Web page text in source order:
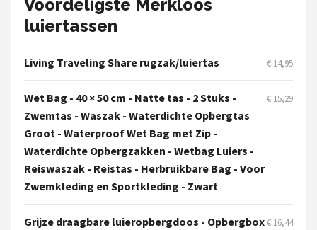
Happy Horse
FRIGG
Meyco
Stokke
Done by Deer
Funnies.
Voordeligste Merkloos
luiertassen
Living Traveling Share rugzak/luiertas € 14,95
Wet Bag - 40 × 50 cm - Natte tas - 2 Stuks -
Zwemtas - Waszak - Waterdichte Opbergtas
Groot - Waterproof Wet Bag met Zip -
Waterdichte Opbergzakken - Wetbag Luiers -
Reiswaszak - Reistas - Herbruikbare Bag - Voor
Zwemkleding en Sportkleding - Zwart
€ 15,29
Grijze draagbare luieropbergdoos - Opbergbox€ 16,44